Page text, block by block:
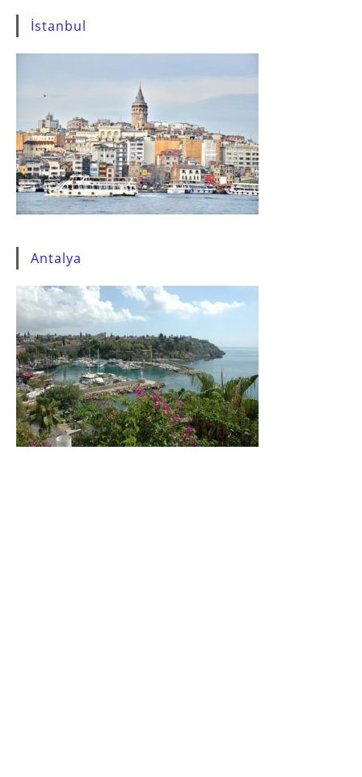
İstanbul
Antalya